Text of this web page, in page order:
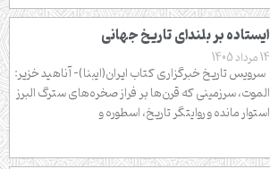
ایستاده بر بلندای تاریخ جهانی
14 مرداد 1405
سرویس تاریخ خبرگزاری کتاب ایران(ایبنا)- آناهید خزیر:
الموت، سرزمینی که قرن‌ها بر فراز صخره‌های سترگ البرز
استوار مانده و روایتگر تاریخ، اسطوره و